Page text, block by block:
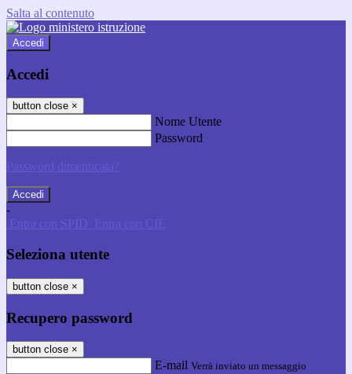
Salta al contenuto
Accedi
Accedi
button close ×
Nome Utente
Password
Password dimenticata?
-
Entra con SPID Entra con CIE
Seleziona utente
button close ×
Recupero password
button close ×
E-mail Verrà inviato un messaggio